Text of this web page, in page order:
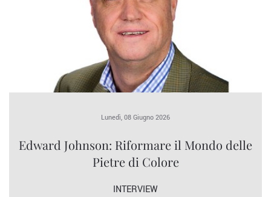
Lunedì, 08 Giugno 2026
Edward Johnson: Riformare il Mondo delle
Pietre di Colore
INTERVIEW